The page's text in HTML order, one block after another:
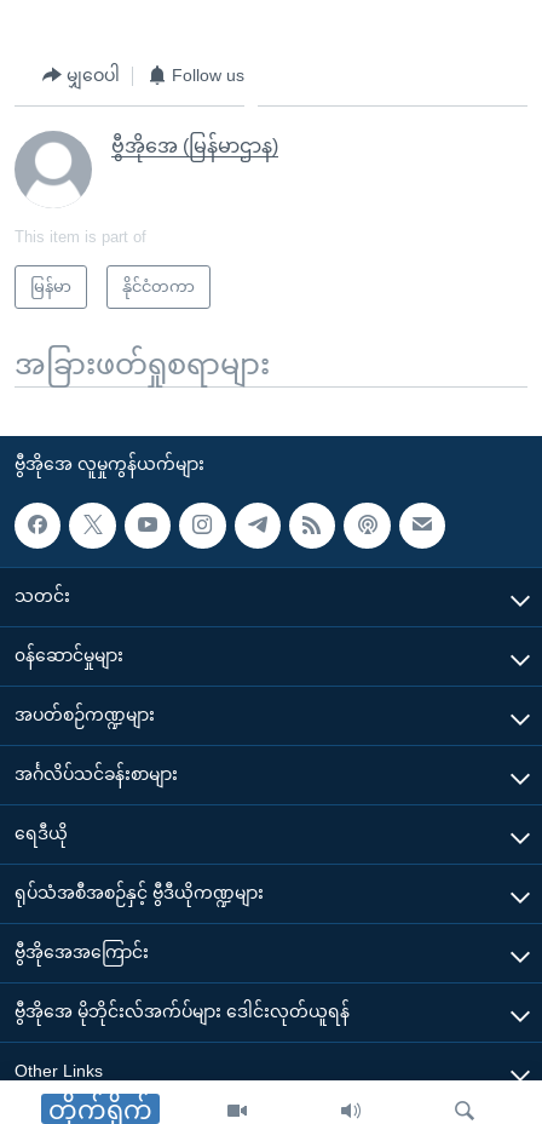
တိုက်ရိုက်
မျှဝေပါ Follow us
ဗွီအိုအေ (မြန်မာဌာန)
This item is part of
မြန်မာ နိုင်ငံတကာ
အခြားဖတ်ရှုစရာများ
ဗွီအိုအေ လူမှုကွန်ယက်များ
သတင်း
၀န်ဆောင်မှုများ
အပတ်စဉ်ကဏ္ဍများ
အင်္ဂလိပ်သင်ခန်းစာများ
ရေဒီယို
ရုပ်သံအစီအစဉ်နှင့် ဗွီဒီယိုကဏ္ဍများ
ဗွီအိုအေအကြောင်း
ဗွီအိုအေ မိုဘိုင်းလ်အက်ပ်များ ဒေါင်းလုတ်ယူရန်
Other Links